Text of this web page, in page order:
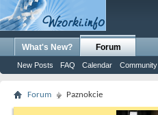
What's New? Forum
New Posts FAQ Calendar Community
Forum Paznokcie